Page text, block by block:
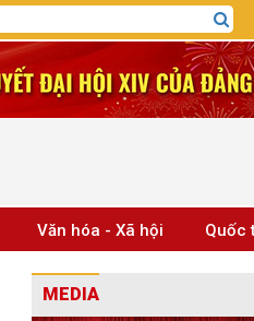
Văn hóa - Xã hội Quốc
MEDIA